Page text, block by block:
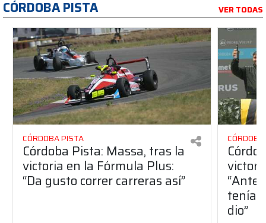
CÓRDOBA PISTA VER TODAS
CÓRDOBA PISTA
Córdoba Pista: Massa, tras la
victoria en la Fórmula Plus:
“Da gusto correr carreras así”
dio”